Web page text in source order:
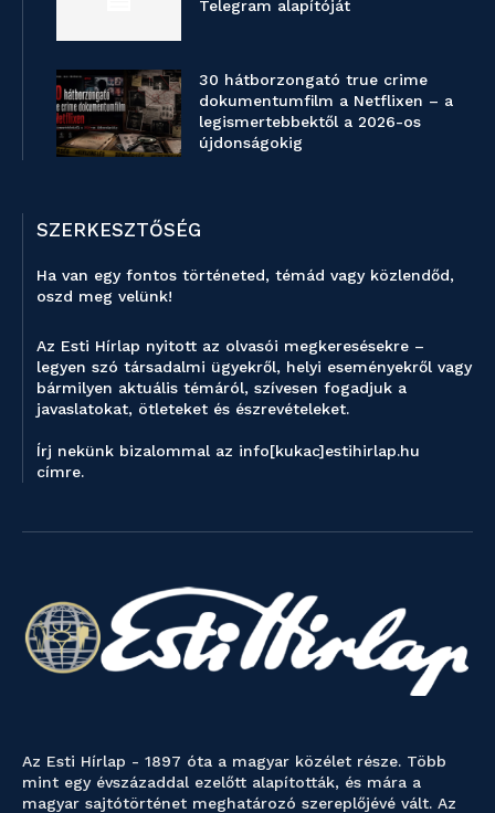
Telegram alapítóját
30 hátborzongató true crime
dokumentumfilm a Netflixen – a
legismertebbektől a 2026-os
újdonságokig
SZERKESZTŐSÉG
Ha van egy fontos történeted, témád vagy közlendőd,
oszd meg velünk!
Az Esti Hírlap nyitott az olvasói megkeresésekre –
legyen szó társadalmi ügyekről, helyi eseményekről vagy
bármilyen aktuális témáról, szívesen fogadjuk a
javaslatokat, ötleteket és észrevételeket.
Írj nekünk bizalommal az info[kukac]estihirlap.hu
címre.
Az Esti Hírlap - 1897 óta a magyar közélet része. Több
mint egy évszázaddal ezelőtt alapították, és mára a
magyar sajtótörténet meghatározó szereplőjévé vált. Az